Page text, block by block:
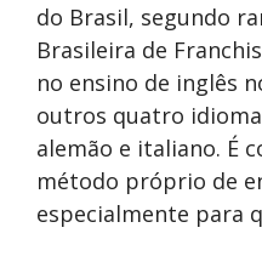
do Brasil, segundo
Brasileira de
no ensino de inglês
outros quatro
alemão e italiano. É
método próprio de
especialmente para